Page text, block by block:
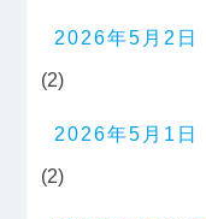
2026年5月2日
(2)
2026年5月1日
(2)